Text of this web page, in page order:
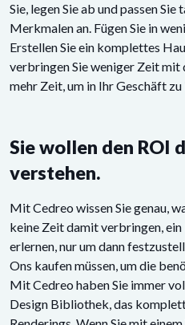
Sie, legen Sie ab und passen Sie
Merkmalen an. Fügen Sie in
Erstellen Sie ein komplettes
verbringen Sie weniger Zeit mit
mehr Zeit, um in Ihr Geschäft zu
Sie wollen den ROI
verstehen.
Mit Cedreo wissen Sie genau,
keine Zeit damit verbringen,
erlernen, nur um dann
Ons kaufen müssen, um die
Mit Cedreo haben Sie immer
Design Bibliothek, das